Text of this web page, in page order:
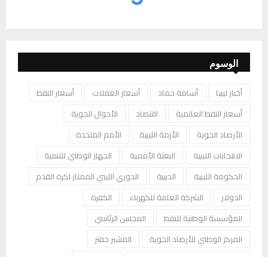
الوسوم
أخبار ليبيا أسامة حماد أسعار العملات
أسعار النفط
أسعار النفط العالمية
اقتصاد
الأحوال الجوية
الأرصاد الجوية
الأزمة الليبية
الأمم المتحدة
الانتخابات الليبية
البعثة الأممية
الجهاز الوطني للتنمية
الحكومة الليبية
الدبيبة
الدوري الليبي الممتاز لكرة القدم
الدولار
الشركة العامة للكهرباء
الكفرة
المؤسسة الوطنية للنفط
المجلس الرئاسي
المركز الوطني للأرصاد الجوية
المشير حفتر